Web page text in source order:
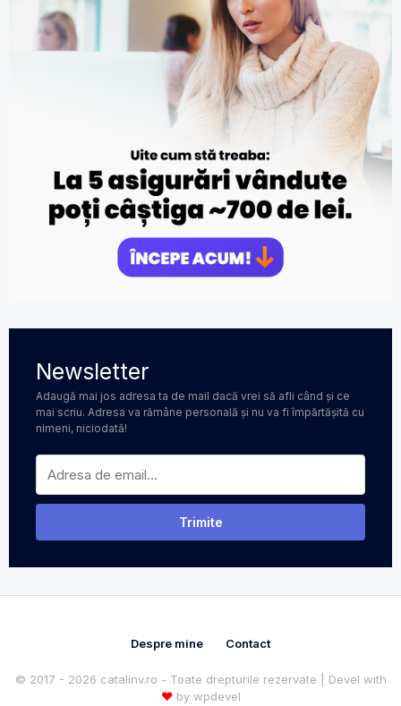
Newsletter
Adaugă mai jos adresa ta de mail dacă vrei să afli când și ce
mai scriu. Adresa va rămâne personală și nu va fi împărtășită cu
nimeni, niciodată!
Despre mine Contact
© 2017 - 2026 catalinv.ro - Toate drepturile rezervate | Devel with
♥by wpdevel